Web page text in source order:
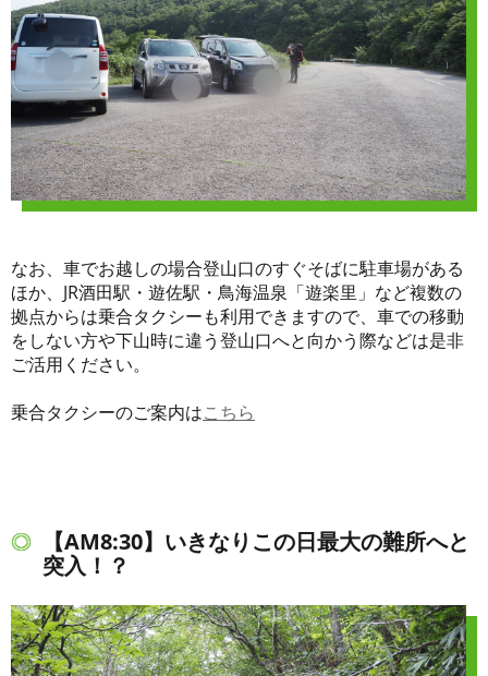
なお、車でお越しの場合登山口のすぐそばに駐車場がある
ほか、JR酒田駅・遊佐駅・鳥海温泉「遊楽里」など複数の
拠点からは乗合タクシーも利用できますので、車での移動
をしない方や下山時に違う登山口へと向かう際などは是非
ご活用ください。
乗合タクシーのご案内はこちら
【AM8:30】いきなりこの日最大の難所へと
突入！？